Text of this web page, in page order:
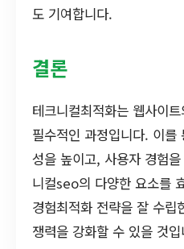
도 기여합니다.
결론
테크니컬최적화는 웹사이
필수적인 과정입니다. 이를
성을 높이고, 사용자 경험
니컬seo의 다양한 요소를
경험최적화 전략을 잘 수립
쟁력을 강화할 수 있을 것